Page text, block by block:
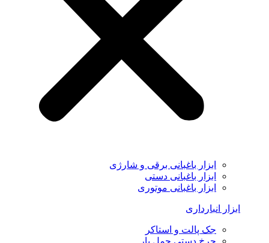
ابزار باغبانی برقی و شارژی
ابزار باغبانی دستی
ابزار باغبانی موتوری
ابزار انبارداری
جک پالت و استاکر
چرخ دستی حمل بار